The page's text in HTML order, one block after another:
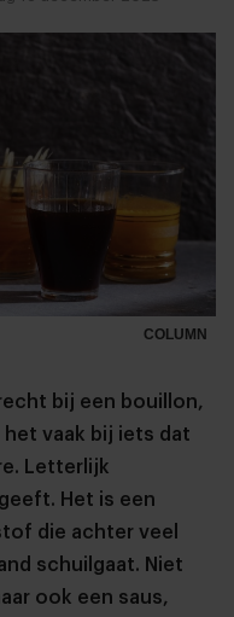
COLUMN
bij een bouillon,
het vaak bij iets dat
Letterlijk
Het is een
die achter veel
schuilgaat. Niet
ook een saus,